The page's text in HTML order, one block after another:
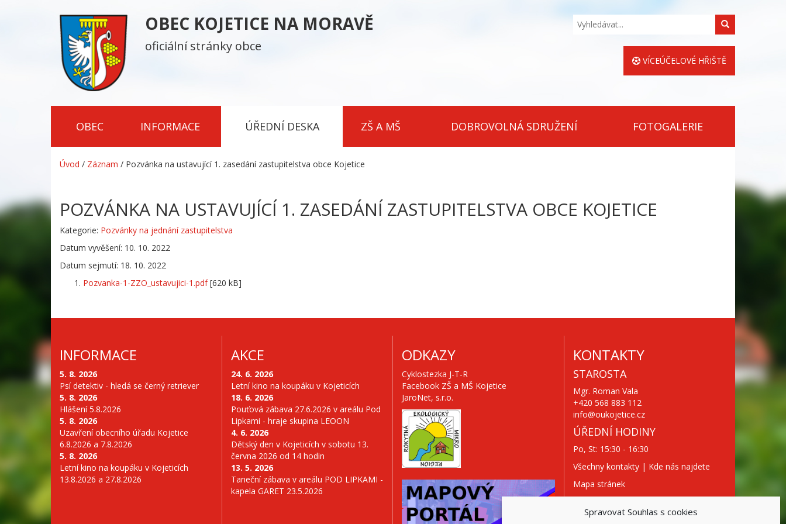
Spravovat Souhlas s cookies
OBEC KOJETICE NA MORAVĚ
oficiální stránky obce
Hledat
VÍCEÚČELOVÉ HŘIŠTĚ
OBEC INFORMACE ÚŘEDNÍ DESKA ZŠ A MŠ DOBROVOLNÁ SDRUŽENÍ FOTOGALERIE
Úvod / Záznam / Pozvánka na ustavující 1. zasedání zastupitelstva obce Kojetice
POZVÁNKA NA USTAVUJÍCÍ 1. ZASEDÁNÍ ZASTUPITELSTVA OBCE KOJETICE
Kategorie: Pozvánky na jednání zastupitelstva
Datum vyvěšení: 10. 10. 2022
Datum sejmutí: 18. 10. 2022
Pozvanka-1-ZZO_ustavujici-1.pdf[620 kB]
INFORMACE
5. 8. 2026
Psí detektiv - hledá se černý retriever
5. 8. 2026
Hlášení 5.8.2026
5. 8. 2026
Uzavření obecního úřadu Kojetice
6.8.2026 a 7.8.2026
5. 8. 2026
Letní kino na koupáku v Kojeticích
13.8.2026 a 27.8.2026
AKCE
24. 6. 2026
Letní kino na koupáku v Kojeticích
18. 6. 2026
Pouťová zábava 27.6.2026 v areálu Pod
Lipkami - hraje skupina LEOON
4. 6. 2026
Dětský den v Kojeticích v sobotu 13.
června 2026 od 14 hodin
13. 5. 2026
Taneční zábava v areálu POD LIPKAMI -
kapela GARET 23.5.2026
ODKAZY
Cyklostezka J-T-R
Facebook ZŠ a MŠ Kojetice
JaroNet, s.r.o.
KONTAKTY
STAROSTA
Mgr. Roman Vala
+420 568 883 112
info@oukojetice.cz
ÚŘEDNÍ HODINY
Po, St: 15:30 - 16:30
Všechny kontakty | Kde nás najdete
Mapa stránek